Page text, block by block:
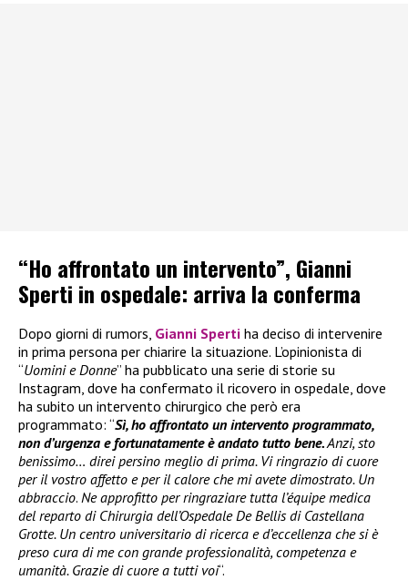
“Ho affrontato un intervento”, Gianni
Sperti in ospedale: arriva la conferma
Dopo giorni di rumors, Gianni Sperti ha deciso di intervenire
in prima persona per chiarire la situazione. L’opinionista di
“Uomini e Donne” ha pubblicato una serie di storie su
Instagram, dove ha confermato il ricovero in ospedale, dove
ha subito un intervento chirurgico che però era
programmato: “Sì, ho affrontato un intervento programmato,
non d’urgenza e fortunatamente è andato tutto bene.Anzi, sto
benissimo… direi persino meglio di prima. Vi ringrazio di cuore
per il vostro affetto e per il calore che mi avete dimostrato. Un
abbraccio. Ne approfitto per ringraziare tutta l’équipe medica
del reparto di Chirurgia dell’Ospedale De Bellis di Castellana
Grotte. Un centro universitario di ricerca e d’eccellenza che si è
preso cura di me con grande professionalità, competenza e
umanità. Grazie di cuore a tutti voi“.